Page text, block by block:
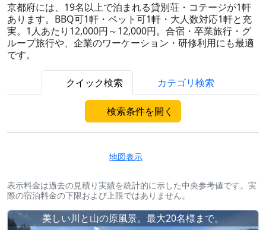
京都府には、19名以上で泊まれる貸別荘・コテージが1軒
あります。BBQ可1軒・ペット可1軒・大人数対応1軒と充
実。1人あたり12,000円～12,000円。合宿・卒業旅行・グ
ループ旅行や、企業のワーケーション・研修利用にも最適
です。
クイック検索 カテゴリ検索
検索条件を開く
地図表示
表示料金は過去の見積り実績を統計的に示した中央参考値です。実
際の宿泊料金の下限および上限ではありません。
美しい川と山の原風景。最大20名様まで。